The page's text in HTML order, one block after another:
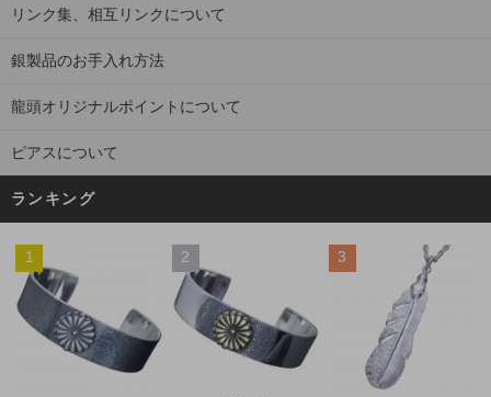
リンク集、相互リンクについて
銀製品のお手入れ方法
龍頭オリジナルポイントについて
ピアスについて
ランキング
1 2 3